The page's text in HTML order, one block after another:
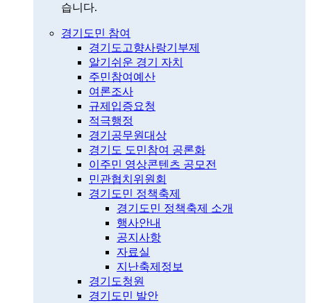
습니다.
경기도민 참여
경기도고향사랑기부제
알기쉬운 경기 자치
주민참여예산
여론조사
규제입증요청
적극행정
경기공무원대상
경기도 도민참여 공론화
이주민 영상콘텐츠 공모전
민관협치위원회
경기도민 정책축제
경기도민 정책축제 소개
행사안내
공지사항
자료실
지난축제정보
경기도청원
경기도민 발안